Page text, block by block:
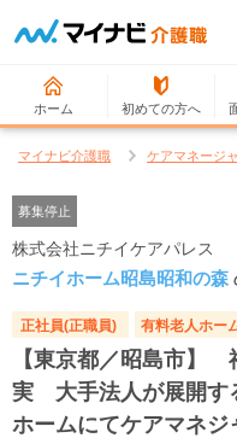
ホーム 初めての方へ
マイナビ介護職 ケアマネージ
募集停止
株式会社ニチイケアパレス
ニチイホーム昭島昭和の森
正社員(正職員) 有料老人ホー
【東京都／昭島市】
実 大手法人が展開す
ホームにてケアマネジ